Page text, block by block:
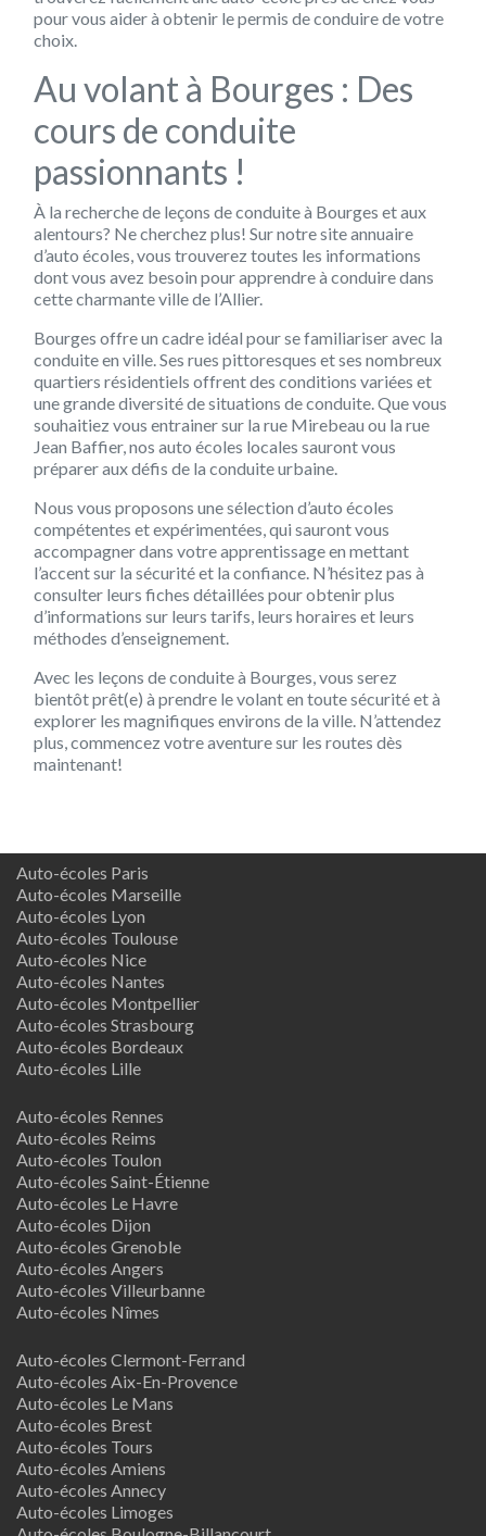
pour vous aider à obtenir le permis de conduire de votre
choix.
Au volant à Bourges : Des
cours de conduite
passionnants !
À la recherche de leçons de conduite à Bourges et aux
alentours? Ne cherchez plus! Sur notre site annuaire
d’auto écoles, vous trouverez toutes les informations
dont vous avez besoin pour apprendre à conduire dans
cette charmante ville de l’Allier.
Bourges offre un cadre idéal pour se familiariser avec la
conduite en ville. Ses rues pittoresques et ses nombreux
quartiers résidentiels offrent des conditions variées et
une grande diversité de situations de conduite. Que vous
souhaitiez vous entrainer sur la rue Mirebeau ou la rue
Jean Baffier, nos auto écoles locales sauront vous
préparer aux défis de la conduite urbaine.
Nous vous proposons une sélection d’auto écoles
compétentes et expérimentées, qui sauront vous
accompagner dans votre apprentissage en mettant
l’accent sur la sécurité et la confiance. N’hésitez pas à
consulter leurs fiches détaillées pour obtenir plus
d’informations sur leurs tarifs, leurs horaires et leurs
méthodes d’enseignement.
Avec les leçons de conduite à Bourges, vous serez
bientôt prêt(e) à prendre le volant en toute sécurité et à
explorer les magnifiques environs de la ville. N’attendez
plus, commencez votre aventure sur les routes dès
maintenant!
Auto-écoles Paris
Auto-écoles Marseille
Auto-écoles Lyon
Auto-écoles Toulouse
Auto-écoles Nice
Auto-écoles Nantes
Auto-écoles Montpellier
Auto-écoles Strasbourg
Auto-écoles Bordeaux
Auto-écoles Lille
Auto-écoles Rennes
Auto-écoles Reims
Auto-écoles Toulon
Auto-écoles Saint-Étienne
Auto-écoles Le Havre
Auto-écoles Dijon
Auto-écoles Grenoble
Auto-écoles Angers
Auto-écoles Villeurbanne
Auto-écoles Nîmes
Auto-écoles Clermont-Ferrand
Auto-écoles Aix-En-Provence
Auto-écoles Le Mans
Auto-écoles Brest
Auto-écoles Tours
Auto-écoles Amiens
Auto-écoles Annecy
Auto-écoles Limoges